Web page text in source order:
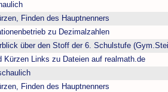
Finden des Hauptnenners
zu Dezimalzahlen
über den Stoff der 6. Schulstufe
Kürzen Links zu Dateien auf realmath.de
Finden des Hauptnenners